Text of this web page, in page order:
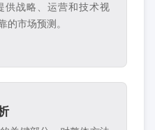
供战略、运营和技术视
的市场预测。